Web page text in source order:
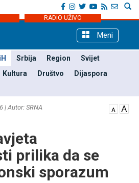
RADIO UŽIVO
Meni
Srbija Region
Svijet
Kultura Društvo
Dijaspora
| Autor: SRNA
prilika da se
sporazum